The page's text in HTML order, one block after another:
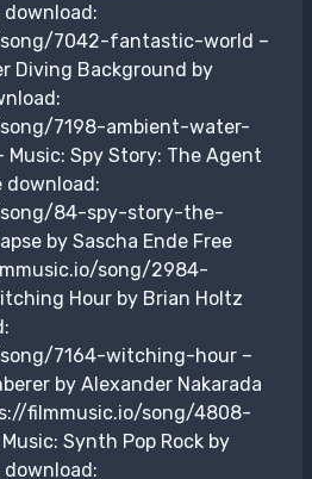
download:
7042-fantastic-world –
Diving Background by
7198-ambient-water-
Spy Story: The Agent
download:
84-spy-story-the-
by Sascha Ende Free
song/2984-
Hour by Brian Holtz
7164-witching-hour –
by Alexander Nakarada
filmmusic.io/song/4808-
Synth Pop Rock by
download: